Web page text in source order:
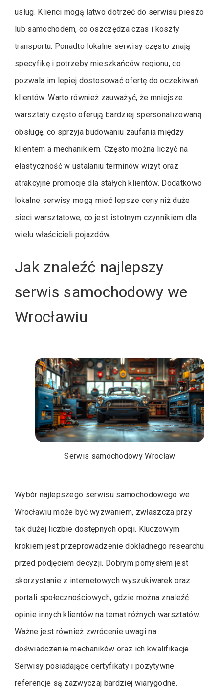
usług. Klienci mogą łatwo dotrzeć do serwisu pieszo
lub samochodem, co oszczędza czas i koszty
transportu. Ponadto lokalne serwisy często znają
specyfikę i potrzeby mieszkańców regionu, co
pozwala im lepiej dostosować ofertę do oczekiwań
klientów. Warto również zauważyć, że mniejsze
warsztaty często oferują bardziej spersonalizowaną
obsługę, co sprzyja budowaniu zaufania między
klientem a mechanikiem. Często można liczyć na
elastyczność w ustalaniu terminów wizyt oraz
atrakcyjne promocje dla stałych klientów. Dodatkowo
lokalne serwisy mogą mieć lepsze ceny niż duże
sieci warsztatowe, co jest istotnym czynnikiem dla
wielu właścicieli pojazdów.
Jak znaleźć najlepszy
serwis samochodowy we
Wrocławiu
Serwis samochodowy Wrocław
Wybór najlepszego serwisu samochodowego we
Wrocławiu może być wyzwaniem, zwłaszcza przy
tak dużej liczbie dostępnych opcji. Kluczowym
krokiem jest przeprowadzenie dokładnego researchu
przed podjęciem decyzji. Dobrym pomysłem jest
skorzystanie z internetowych wyszukiwarek oraz
portali społecznościowych, gdzie można znaleźć
opinie innych klientów na temat różnych warsztatów.
Ważne jest również zwrócenie uwagi na
doświadczenie mechaników oraz ich kwalifikacje.
Serwisy posiadające certyfikaty i pozytywne
referencje są zazwyczaj bardziej wiarygodne.